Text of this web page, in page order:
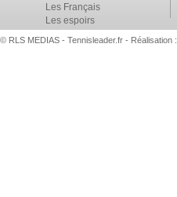
Les Français
Les espoirs
© RLS MEDIAS - Tennisleader.fr - Réalisation :